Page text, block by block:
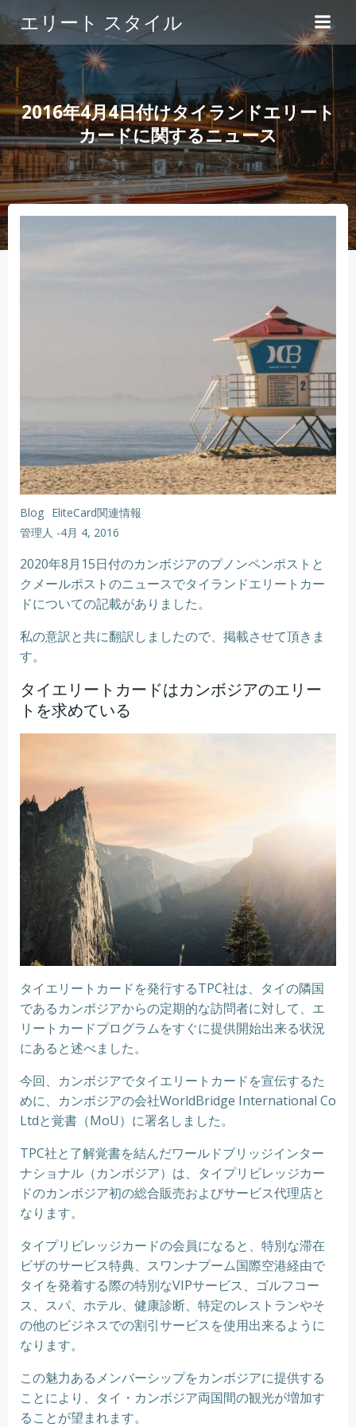
ン
テ
ツ
へ
ス
キ
ッ
プ
エリート スタイル
2016年4月4日付けタイランドエリート
カードに関するニュース
Blog EliteCard関連情報
管理人 -4月 4, 2016
2020年8月15日付のカンボジアのプノンペンポストと
クメールポストのニュースでタイランドエリートカー
ドについての記載がありました。
私の意訳と共に翻訳しましたので、掲載させて頂きま
す。
タイエリートカードはカンボジアのエリー
トを求めている
タイエリートカードを発行するTPC社は、タイの隣国
であるカンボジアからの定期的な訪問者に対して、エ
リートカードプログラムをすぐに提供開始出来る状況
にあると述べました。
今回、カンボジアでタイエリートカードを宣伝するた
めに、カンボジアの会社WorldBridge International Co
Ltdと覚書（MoU）に署名しました。
TPC社と了解覚書を結んだワールドブリッジインター
ナショナル（カンボジア）は、タイプリビレッジカー
ドのカンボジア初の総合販売およびサービス代理店と
なります。
タイプリビレッジカードの会員になると、特別な滞在
ビザのサービス特典、スワンナプーム国際空港経由で
タイを発着する際の特別なVIPサービス、ゴルフコー
ス、スパ、ホテル、健康診断、特定のレストランやそ
の他のビジネスでの割引サービスを使用出来るように
なります。
この魅力あるメンバーシップをカンボジアに提供する
ことにより、タイ・カンボジア両国間の観光が増加す
ることが望まれます。